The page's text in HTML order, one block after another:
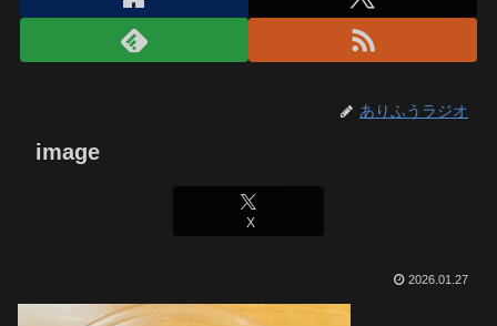
ありふうラジオ
image
X
2026.01.27